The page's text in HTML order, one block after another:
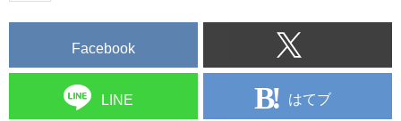
Facebook
LINE はてブ